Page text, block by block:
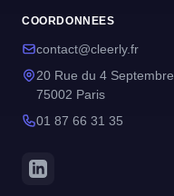
COORDONNEES
contact@cleerly.fr
20 Rue du 4 Septembre
75002 Paris
01 87 66 31 35